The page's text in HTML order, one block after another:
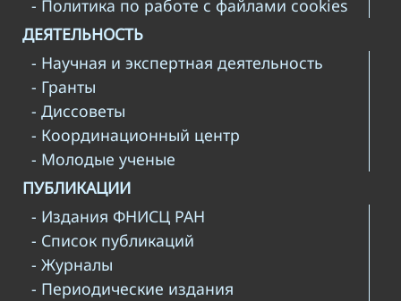
- Политика по работе с файлами cookies
ДЕЯТЕЛЬНОСТЬ
- Научная и экспертная деятельность
- Гранты
- Диссоветы
- Координационный центр
- Молодые ученые
ПУБЛИКАЦИИ
- Издания ФНИСЦ РАН
- Список публикаций
- Журналы
- Периодические издания